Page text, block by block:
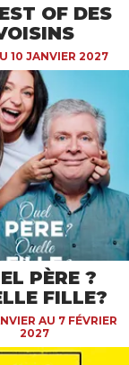
OF DES
10 JANVIER 2027
PÈRE ?
FILLE?
AU 7 FÉVRIER
2027